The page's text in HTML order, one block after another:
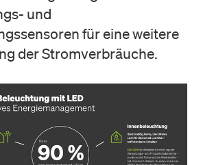
und
für eine weitere
der Stromverbräuche.